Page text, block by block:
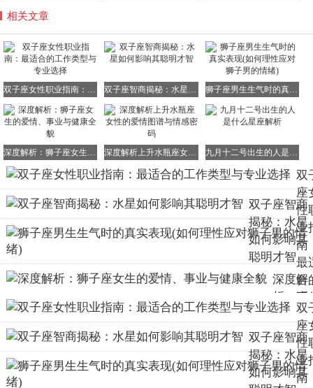
相关文章
狮子座男生生气时的真实表现(如何理性应对狮子男的情绪)
双
座
性
业
南
最
合
工
类
与
业
择
双子座智商
揭秘：水星
如何影响其
聪明才智
深度解
析：狮
子座女
生的爱
情、事
业与健
康全貌
双
座
性
业
南
双子座智商
揭秘：水星
如何影响其